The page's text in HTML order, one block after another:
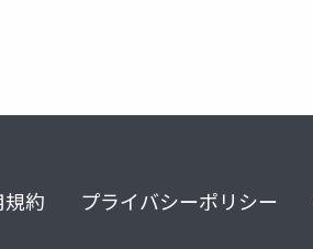
約 プライバシーポリシー